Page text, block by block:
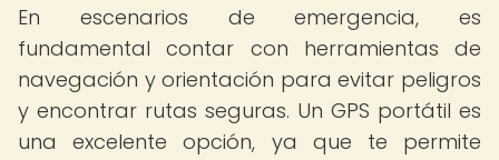
En escenarios de emergencia, es
fundamental contar con herramientas de
navegación y orientación para evitar peligros
y encontrar rutas seguras. Un GPS portátil es
una excelente opción, ya que te permite